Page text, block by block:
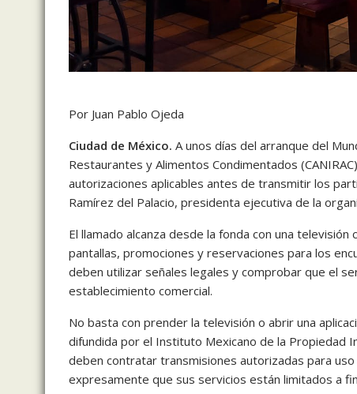
Por Juan Pablo Ojeda
Ciudad de México. A unos días del arranque del
Restaurantes y Alimentos Condimentados
autorizaciones aplicables antes de transmitir los
Ramírez del Palacio, presidenta ejecutiva de la
El llamado alcanza desde la fonda con una
pantallas, promociones y reservaciones para los
deben utilizar señales legales y comprobar que el
establecimiento comercial.
No basta con prender la televisión o abrir una
difundida por el Instituto Mexicano de la Propiedad
deben contratar transmisiones autorizadas para
expresamente que sus servicios están limitados a